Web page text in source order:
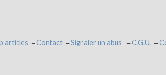
articles Contact Signaler un abus C.G.U.